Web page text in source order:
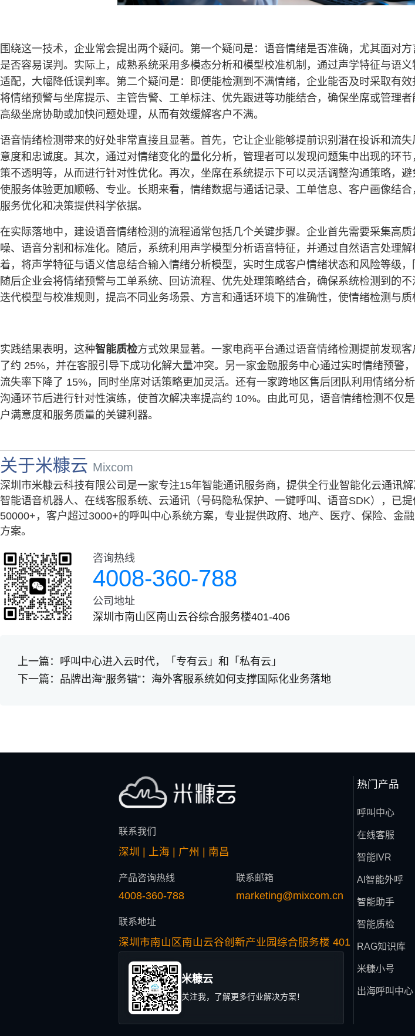
围绕这一技术，企业常会提出两个疑问。第一个疑问是：语音情绪是否准确，尤其面对
是否容易误判。实际上，成熟系统采用多模态分析和模型校准机制，通过声学特征与语
适配，大幅降低误判率。第二个疑问是：即便能检测到不满情绪，企业能否及时采取有
将情绪预警与坐席提示、主管告警、工单标注、优先跟进等功能结合，确保坐席或管理
高级坐席协助或加快问题处理，从而有效缓解客户不满。
语音情绪检测带来的好处非常直接且显著。首先，它让企业能够提前识别潜在投诉和流
意度和忠诚度。其次，通过对情绪变化的量化分析，管理者可以发现问题集中出现的环
策不透明等，从而进行针对性优化。再次，坐席在系统提示下可以灵活调整沟通策略，避
使服务体验更加顺畅、专业。长期来看，情绪数据与通话记录、工单信息、客户画像结合
服务优化和决策提供科学依据。
在实际落地中，建设语音情绪检测的流程通常包括几个关键步骤。企业首先需要采集高
噪、语音分割和标准化。随后，系统利用声学模型分析语音特征，并通过自然语言处理
着，将声学特征与语义信息结合输入情绪分析模型，实时生成客户情绪状态和风险等级，
随后企业会将情绪预警与工单系统、回访流程、优先处理策略结合，确保系统检测到的
迭代模型与校准规则，提高不同业务场景、方言和通话环境下的准确性，使情绪检测与质
实践结果表明，这种智能质检方式效果显著。一家电商平台通过语音情绪检测提前发现
了约 25%，并在客服引导下成功化解大量冲突。另一家金融服务中心通过实时情绪预警
流失率下降了 15%，同时坐席对话策略更加灵活。还有一家跨地区售后团队利用情绪分
沟通环节后进行针对性演练，使首次解决率提高约 10%。由此可见，语音情绪检测不仅
户满意度和服务质量的关键利器。
关于米糠云 Mixcom
深圳市米糠云科技有限公司是一家专注15年智能通讯服务商，提供全行业智能化云通讯
智能语音机器人、在线客服系统、云通讯（号码隐私保护、一键呼叫、语音SDK），已
50000+，客户超过3000+的呼叫中心系统方案，专业提供政府、地产、医疗、保险、金
方案。
咨询热线
4008-360-788
公司地址
深圳市南山区南山云谷综合服务楼401-406
上一篇： 呼叫中心进入云时代，「专有云」和「私有云」
下一篇： 品牌出海“服务锚”：海外客服系统如何支撑国际化业务落地
联系我们
深圳 | 上海 | 广州 | 南昌
产品咨询热线
4008-360-788
联系邮箱
marketing@mixcom.cn
联系地址
深圳市南山区南山云谷创新产业园综合服务楼 401
米糠云
关注我，了解更多行业解决方案！
热门产品
呼叫中心
在线客服
智能IVR
AI智能外呼
智能助手
智能质检
RAG知识库
米糠小号
出海呼叫中心